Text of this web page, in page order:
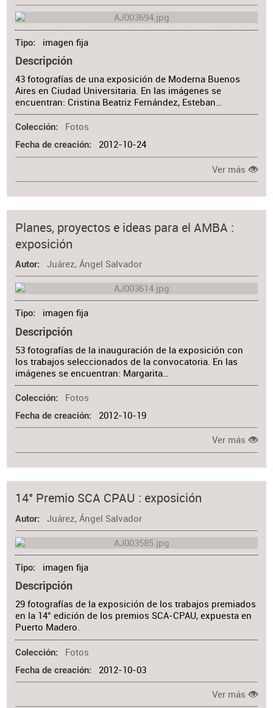
Tipo imagen fija
Descripción
43 fotografías de una exposición de Moderna Buenos
Aires en Ciudad Universitaria. En las imágenes se
encuentran: Cristina Beatriz Fernández, Esteban…
Colección Fotos
Fecha de creación 2012-10-24
Ver más
Planes, proyectos e ideas para el AMBA :
exposición
Autor Juárez, Ángel Salvador
Tipo imagen fija
Descripción
53 fotografías de la inauguración de la exposición con
los trabajos seleccionados de la convocatoria. En las
imágenes se encuentran: Margarita…
Colección Fotos
Fecha de creación 2012-10-19
Ver más
14° Premio SCA CPAU : exposición
Autor Juárez, Ángel Salvador
Tipo imagen fija
Descripción
29 fotografías de la exposición de los trabajos premiados
en la 14° edición de los premios SCA-CPAU, expuesta en
Puerto Madero.
Colección Fotos
Fecha de creación 2012-10-03
Ver más